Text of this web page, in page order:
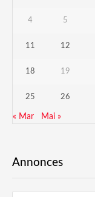
4 5
11 12
18 19
25 26
« Mar Mai »
Annonces